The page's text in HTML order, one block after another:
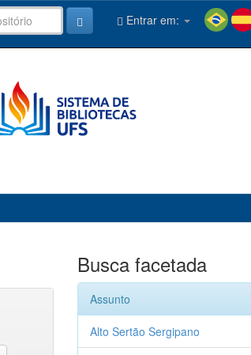
Entrar em:
Busca facetada
Assunto
Alto Sertão Sergipano